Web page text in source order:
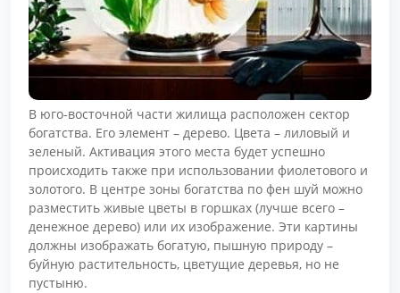
В юго-восточной части жилища расположен сектор
богатства. Его элемент – дерево. Цвета – лиловый и
зеленый. Активация этого места будет успешно
происходить также при использовании фиолетового и
золотого. В центре зоны богатства по фен шуй можно
разместить живые цветы в горшках (лучше всего –
денежное дерево) или их изображение. Эти картины
должны изображать богатую, пышную природу –
буйную растительность, цветущие деревья, но не
пустыню.